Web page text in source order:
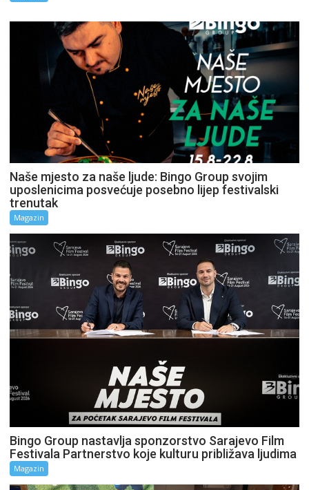
Naše mjesto za naše ljude: Bingo Group svojim
uposlenicima posvećuje posebno lijep festivalski
trenutak
Magazin
Bingo Group nastavlja sponzorstvo Sarajevo Film
Festivala Partnerstvo koje kulturu približava ljudima
Magazin